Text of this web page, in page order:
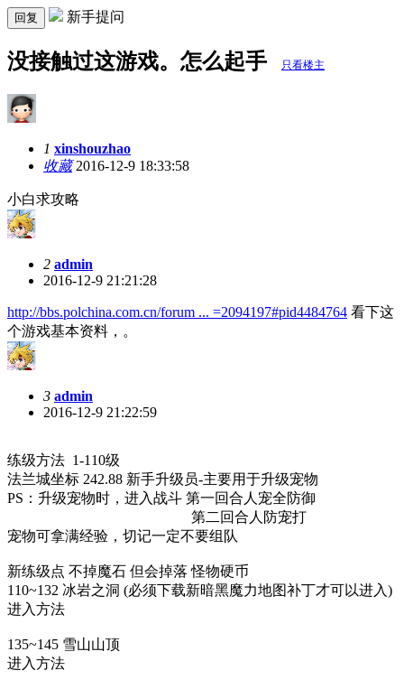
回复 新手提问
没接触过这游戏。怎么起手 只看楼主
1 xinshouzhao
收藏2016-12-9 18:33:58
小白求攻略
2 admin
2016-12-9 21:21:28
http://bbs.polchina.com.cn/forum ... =2094197#pid4484764 看下这
个游戏基本资料，。
3 admin
2016-12-9 21:22:59
练级方法 1-110级
法兰城坐标 242.88 新手升级员-主要用于升级宠物
PS：升级宠物时，进入战斗 第一回合人宠全防御
第二回合人防宠打
宠物可拿满经验，切记一定不要组队
新练级点 不掉魔石 但会掉落 怪物硬币
110~132 冰岩之洞 (必须下载新暗黑魔力地图补丁才可以进入)
进入方法
135~145 雪山山顶
进入方法